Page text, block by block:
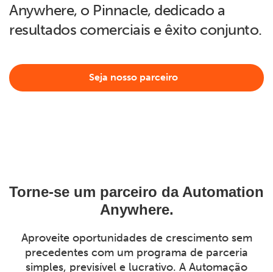
Anywhere, o Pinnacle, dedicado a
resultados comerciais e êxito conjunto.
Seja nosso parceiro
Torne-se um parceiro da
Automation Anywhere.
Aproveite oportunidades de crescimento sem
precedentes com um programa de parceria
simples, previsível e lucrativo. A Automação